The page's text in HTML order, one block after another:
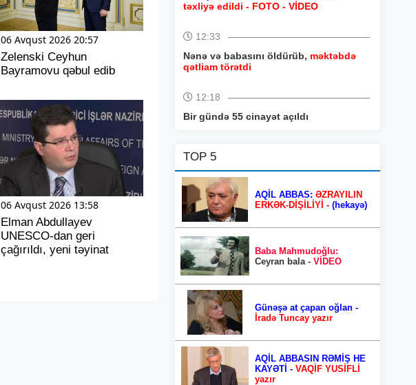
06 Avqust 2026 20:57
Zelenski Ceyhun
Bayramovu qəbul edib
06 Avqust 2026 13:58
Elman Abdullayev
UNESCO-dan geri
çağırıldı, yeni təyinat
təxliyə edildi - FOTO - VİDEO
12:33
Nənə və babasını öldürüb, məktəbdə
qətliam törətdi
12:18
Bir gündə 55 cinayət açıldı
TOP 5
AQİL ABBAS: ƏZRAYILIN
ERKƏK-DİŞİLİYİ - (hekayə)
Baba Mahmudoğlu:
Ceyran bala - VİDEO
Günəşə at çapan oğlan -
İradə Tuncay yazır
AQİL ABBASIN RƏMİŞ HE
KAYƏTİ - VAQİF YUSİFLİ
yazır